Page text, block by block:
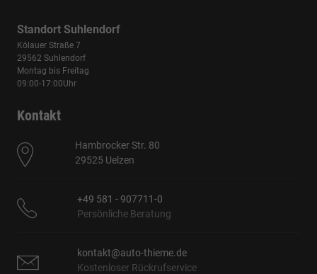
Standort Suhlendorf
Kölauer Straße 7
29562 Suhlendorf
Montag bis Freitag
09:00-17:00Uhr
Kontakt
Hambrocker Str. 80
29525 Uelzen
+49 581 - 907711-0
Persönliche Beratung
kontakt@auto-thieme.de
Kostenloser Rückrufservice